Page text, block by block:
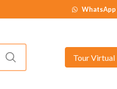
WhatsApp
Tour Virtual